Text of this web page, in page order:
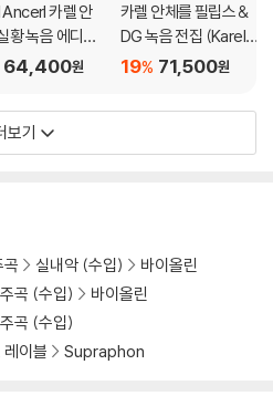
카렐 안
황 녹음 에디션
Recording
스세트]
64,400원
카렐 안체를 필립스 &
DG 녹음 전집 (Karel A
ncerl Complete Rec
d Deutsche Gramm
71,500원
19%
보기
실내악 (수입)
바이올린
곡 (수입)
바이올린
곡 (수입)
레이블 Supraphon